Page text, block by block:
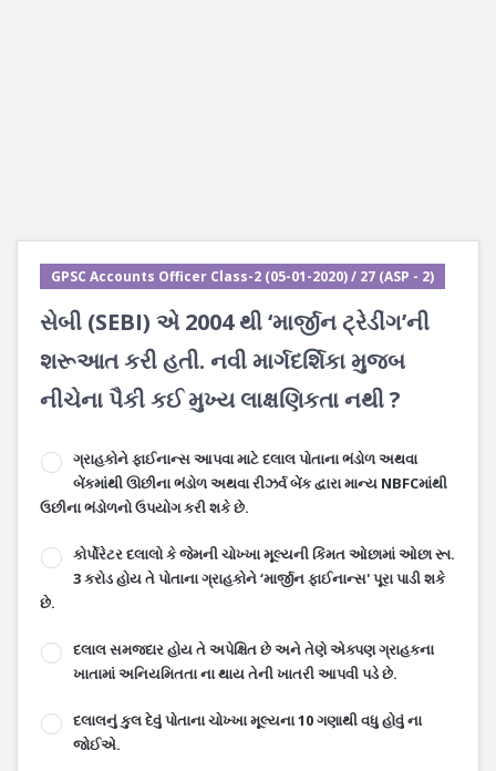
GPSC Accounts Officer Class-2 (05-01-2020) / 27 (ASP - 2)
સેબી (SEBI) એ 2004 થી ‘માર્જીન ટ્રેડીંગ’ની
શરૂઆત કરી હતી. નવી માર્ગદર્શિકા મુજબ
નીચેના પૈકી કઈ મુખ્ય લાક્ષણિકતા નથી ?
ગ્રાહકોને ફાઈનાન્સ આપવા માટે દલાલ પોતાના ભંડોળ અથવા
બેંકમાંથી ઊછીના ભંડોળ અથવા રીઝર્વ બેંક દ્વારા માન્ય NBFCમાંથી
ઉછીના ભંડોળનો ઉપયોગ કરી શકે છે.
કોર્પોરેટર દલાલો કે જેમની ચોખ્ખા મૂલ્યની કિંમત ઓછામાં ઓછા રૂા.
3 કરોડ હોય તે પોતાના ગ્રાહકોને ‘માર્જીન ફાઈનાન્સ' પૂરા પાડી શકે
છે.
દલાલ સમજદાર હોય તે અપેક્ષિત છે અને તેણે એક્પણ ગ્રાહકના
ખાતામાં અનિયમિતતા ના થાય તેની ખાતરી આપવી પડે છે.
દલાલનું કુલ દેવું પોતાના ચોખ્ખા મૂલ્યના 10 ગણાથી વધુ હોવું ના
જોઈએ.